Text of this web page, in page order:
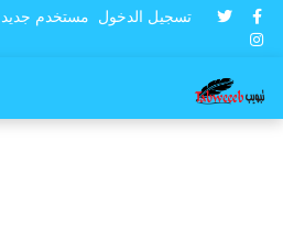
تسجيل الدخول مستخدم جديد